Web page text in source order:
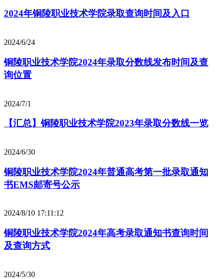
2024年铜陵职业技术学院录取查询时间及入口
2024/6/24
铜陵职业技术学院2024年录取分数线发布时间及查
询位置
2024/7/1
【汇总】铜陵职业技术学院2023年录取分数线一览
2024/6/30
铜陵职业技术学院2024年普通高考第一批录取通知
书EMS邮寄号公示
2024/8/10 17:11:12
铜陵职业技术学院2024年高考录取通知书查询时间
及查询方式
2024/5/30